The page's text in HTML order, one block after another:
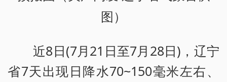
图）
近8日(7月21日至7月28日)，辽宁
省7天出现日降水70~150毫米左右、